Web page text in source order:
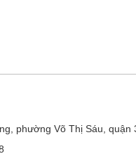
phường Võ Thị Sáu, quận